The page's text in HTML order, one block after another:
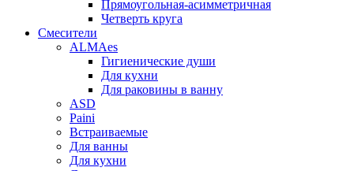
Прямоугольная-асимметричная
Четверть круга
Смесители
ALMAes
Гигиенические души
Для кухни
Для раковины в ванну
ASD
Paini
Встраиваемые
Для ванны
Для кухни